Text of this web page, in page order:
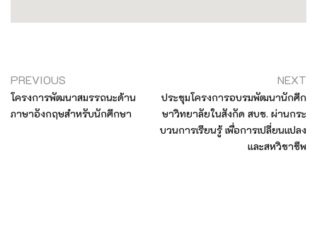
PREVIOUS
โครงการพัฒนาสมรรถนะด้าน
ภาษาอังกฤษสำหรับนักศึกษา
NEXT
ประชุมโครงการอบรมพัฒนานักศึก
ษาวิทยาลัยในสังกัด สบช. ผ่านกระ
บวนการเรียนรู้ เพื่อการเปลี่ยนแปลง
และสหวิชาชีพ